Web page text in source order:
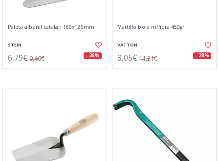
Paleta albañil catalan 180x125mm.
STEIN
6,79€ 9,46€ - 28%
Martillo bola m/fibra 450gr.
VATTON
8,05€ 11,21€ - 28%